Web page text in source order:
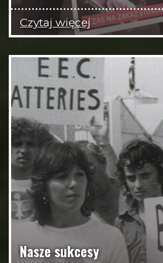
Czytaj więcej
Nasze sukcesy